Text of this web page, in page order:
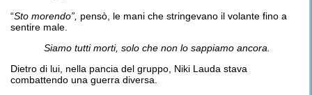
“Sto morendo”, pensò, le mani che stringevano il volante fino a
sentire male.
Siamo tutti morti, solo che non lo sappiamo ancora.
Dietro di lui, nella pancia del gruppo, Niki Lauda stava
combattendo una guerra diversa.